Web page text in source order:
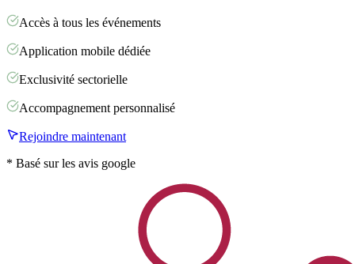
Accès à tous les événements
Application mobile dédiée
Exclusivité sectorielle
Accompagnement personnalisé
Rejoindre maintenant
* Basé sur les avis google